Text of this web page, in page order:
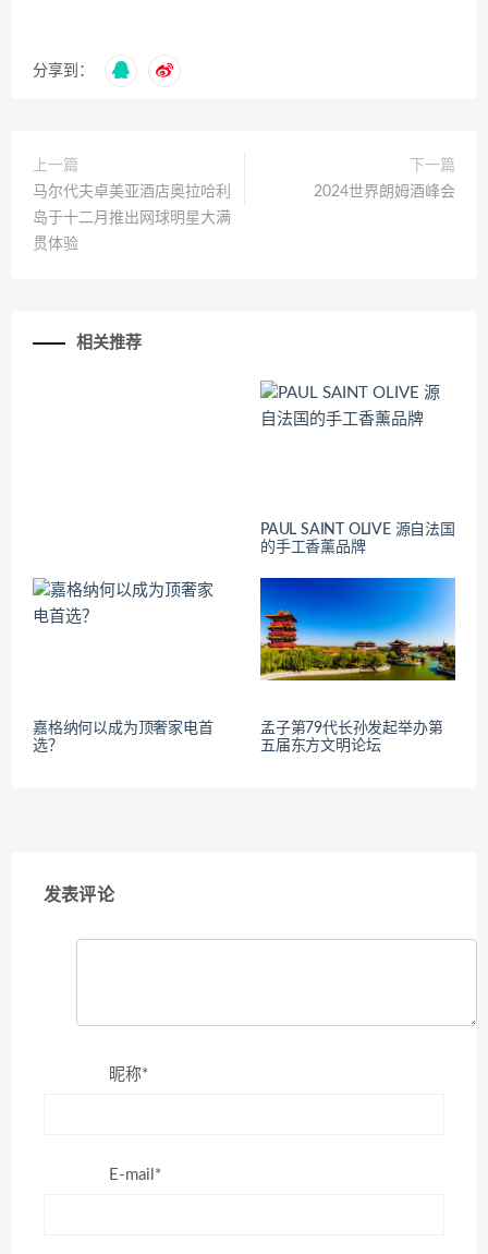
分享到：
上一篇
马尔代夫卓美亚酒店奥拉哈利
岛于十二月推出网球明星大满
贯体验
下一篇
2024世界朗姆酒峰会
相关推荐
PAUL SAINT OLIVE 源自法国
的手工香薰品牌
嘉格纳何以成为顶奢家电首
选？
孟子第79代长孙发起举办第
五届东方文明论坛
发表评论
昵称*
E-mail*